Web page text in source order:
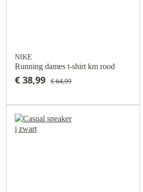
NIKE
Running dames t-shirt km rood
€ 38,99 € 64,99